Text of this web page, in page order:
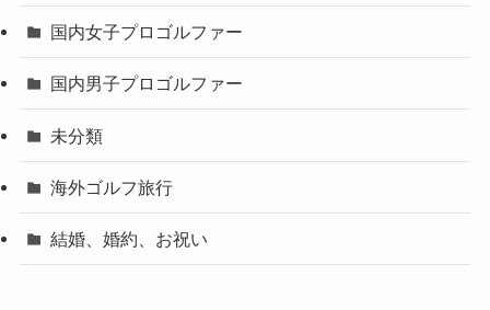
国内女子プロゴルファー
国内男子プロゴルファー
未分類
海外ゴルフ旅行
結婚、婚約、お祝い